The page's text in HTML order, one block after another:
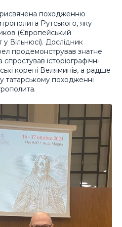
походженню
Рутського, яку
(Європейський
у Вільнюсі). Дослідник
продемонстрував знатне
історіографічні
корені Веляминів, а радше
татарському походженні